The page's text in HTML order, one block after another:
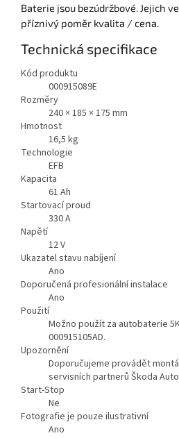
Baterie jsou bezúdržbové. Jejich
příznivý poměr kvalita / cena.
Technická specifikace
Kód produktu
000915089E
Rozměry
240 × 185 × 175 mm
Hmotnost
16,5 kg
Technologie
EFB
Kapacita
61 Ah
Startovací proud
330A
Napětí
12V
Ukazatel stavu nabíjení
Ano
Doporučená profesionální instalace
Ano
Použití
Možno použít za autobaterie
000915105AD.
Upozornění
Doporučujeme provádět
servisních partnerů Škoda
Start-Stop
Ne
Fotografie je pouze ilustrativní
Ano